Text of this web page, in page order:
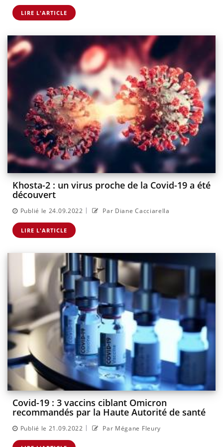
LIRE L'ARTICLE
Khosta-2 : un virus proche de la Covid-19 a été
découvert
Publié le 24.09.2022 | Par Diane Cacciarella
LIRE L'ARTICLE
Covid-19 : 3 vaccins ciblant Omicron
recommandés par la Haute Autorité de santé
Publié le 21.09.2022 | Par Mégane Fleury